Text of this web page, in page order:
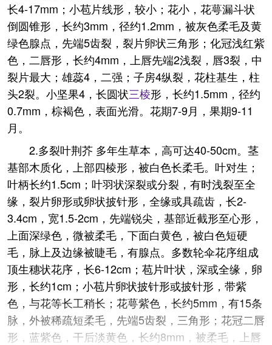
长4-17mm；小苞片线形，较小；花小，花萼漏斗状
倒圆锥形，长约3mm，径约1.2mm，被灰色柔毛及黄
绿色腺点，先端5齿裂，裂片卵状三角形；化冠浅红紫
色，二唇形，长约4mm，上唇先端2浅裂，唇3裂，中
裂片最大；雄蕊4，二强；子房4纵裂，花柱基生，柱
头2裂。小坚果4，长圆状三棱形，长约1.5mm，径约
0.7mm，棕褐色，表面光滑。花期7-9月，果期9-11
月。
2.多裂叶荆芥 多年生草本，高可达40-50cm。茎
基部木质化，上部四棱形，被白色长柔毛。叶对生；
叶柄长约1.5cm；叶羽状深裂或分裂，有时浅裂至全
缘，裂片卵形或卵状披针形，全缘或具疏齿，长2-
3.4cm，宽1.5-2cm，先端锐尖，基部近截形至心形，
上面深绿色，微被柔毛，下面白黄色，被白色短硬
毛，脉上及边缘被睫毛，有腺点。多数轮伞花序组成
顶生穗状花序，长6-12cm；苞片叶状，深或全缘，卵
形，长约1cm；小苞片卵状披针形或披针形，带紫
色，与花等长工稍长；花萼紫色，长约5mm，有15条
脉，外被稀疏短柔毛，先端5齿裂，三角形；花冠二唇
形，蓝紫色，干后淡黄色，长约8mm，被柔毛，上唇